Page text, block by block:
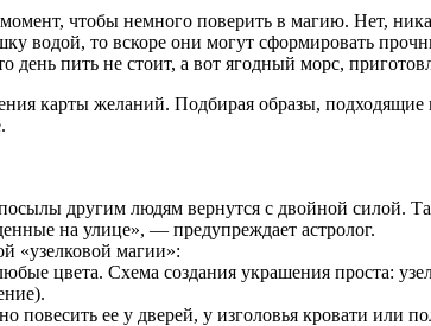
чтобы немного поверить в магию. Нет,
водой, то вскоре они могут сформировать
пить не стоит, а вот ягодный морс,
карты желаний. Подбирая образы,
другим людям вернутся с двойной силой.
на улице», — предупреждает астролог.
«узелковой магии»:
цвета. Схема создания украшения проста:
ее у дверей, у изголовья кровати или